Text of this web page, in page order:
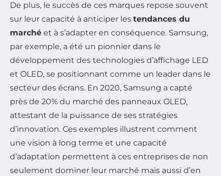
De plus, le succès de ces marques repose souvent
sur leur capacité à anticiper les tendances du
marché et à s’adapter en conséquence. Samsung,
par exemple, a été un pionnier dans le
développement des technologies d’affichage LED
et OLED, se positionnant comme un leader dans le
secteur des écrans. En 2020, Samsung a capté
près de 20% du marché des panneaux OLED,
attestant de la puissance de ses stratégies
d’innovation. Ces exemples illustrent comment
une vision à long terme et une capacité
d’adaptation permettent à ces entreprises de non
seulement dominer leur marché mais aussi d’en